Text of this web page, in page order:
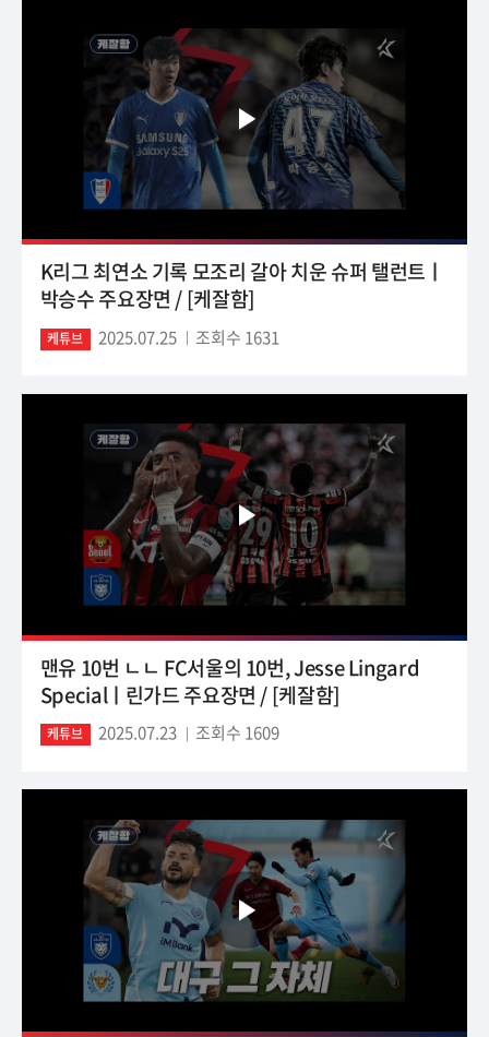
K리그 최연소 기록 모조리 갈아 치운 슈퍼 탤런트ㅣ
박승수 주요장면 / [케잘함]
케튜브 2025.07.25 조회수 1631
맨유 10번 ㄴㄴ FC서울의 10번, Jesse Lingard
Specialㅣ린가드 주요장면 / [케잘함]
케튜브 2025.07.23 조회수 1609